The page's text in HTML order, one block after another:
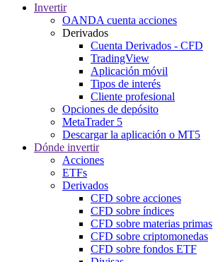
Invertir
OANDA cuenta acciones
Derivados
Cuenta Derivados - CFD
TradingView
Aplicación móvil
Tipos de interés
Cliente profesional
Opciones de depósito
MetaTrader 5
Descargar la aplicación o MT5
Dónde invertir
Acciones
ETFs
Derivados
CFD sobre acciones
CFD sobre índices
CFD sobre materias primas
CFD sobre criptomonedas
CFD sobre fondos ETF